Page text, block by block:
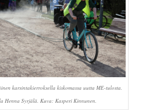
karsintakierroksella kiskomassa uutta ME-tulosta.
Henna Syrjälä. Kuva: Kasperi Kinnunen.